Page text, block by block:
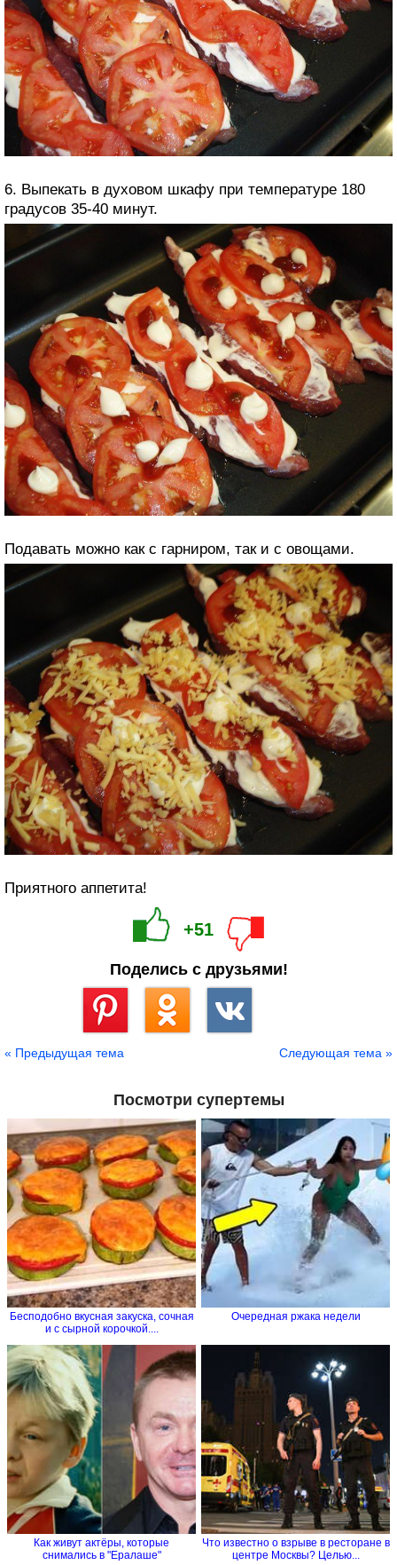
6. Выпекать в духовом шкафу при температуре 180
градусов 35-40 минут.
Подавать можно как с гарниром, так и с овощами.
Приятного аппетита!
+51
Поделись с друзьями!
« Предыдущая тема Следующая тема »
Посмотри супертемы
Бесподобно вкусная закуска, сочная
и с сырной корочкой....
Очередная ржака недели
Как живут актёры, которые
снимались в "Ералаше"
Что известно о взрыве в ресторане в
центре Москвы? Целью...